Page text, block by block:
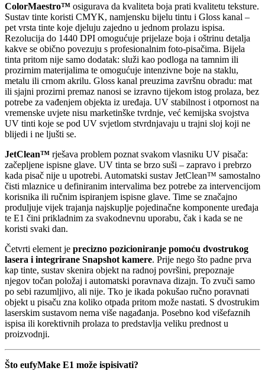
ColorMaestro™ osigurava da kvaliteta boja prati kvalitetu teksture.
Sustav tinte koristi CMYK, namjensku bijelu tintu i Gloss kanal –
pet vrsta tinte koje djeluju zajedno u jednom prolazu ispisa.
Rezolucija do 1440 DPI omogućuje prijelaze boja i oštrinu detalja
kakve se obično povezuju s profesionalnim foto-pisačima. Bijela
tinta pritom nije samo dodatak: služi kao podloga na tamnim ili
prozirnim materijalima te omogućuje intenzivne boje na staklu,
metalu ili crnom akrilu. Gloss kanal preuzima završnu obradu: mat
ili sjajni prozirni premaz nanosi se izravno tijekom istog prolaza, bez
potrebe za vađenjem objekta iz uređaja. UV stabilnost i otpornost na
vremenske uvjete nisu marketinške tvrdnje, već kemijska svojstva
UV tinti koje se pod UV svjetlom stvrdnjavaju u trajni sloj koji ne
blijedi i ne ljušti se.
JetClean™ rješava problem poznat svakom vlasniku UV pisača:
začepljene ispisne glave. UV tinta se brzo suši – zapravo i prebrzo
kada pisač nije u upotrebi. Automatski sustav JetClean™ samostalno
čisti mlaznice u definiranim intervalima bez potrebe za intervencijom
korisnika ili ručnim ispiranjem ispisne glave. Time se značajno
produljuje vijek trajanja najskuplje pojedinačne komponente uređaja
te E1 čini prikladnim za svakodnevnu uporabu, čak i kada se ne
koristi svaki dan.
Četvrti element je precizno pozicioniranje pomoću dvostrukog
lasera i integrirane Snapshot kamere. Prije nego što padne prva
kap tinte, sustav skenira objekt na radnoj površini, prepoznaje
njegov točan položaj i automatski poravnava dizajn. To zvuči samo
po sebi razumljivo, ali nije. Tko je ikada pokušao ručno poravnati
objekt u pisaču zna koliko otpada pritom može nastati. S dvostrukim
laserskim sustavom nema više nagađanja. Posebno kod višefaznih
ispisa ili korektivnih prolaza to predstavlja veliku prednost u
proizvodnji.
Što eufyMake E1 može ispisivati?